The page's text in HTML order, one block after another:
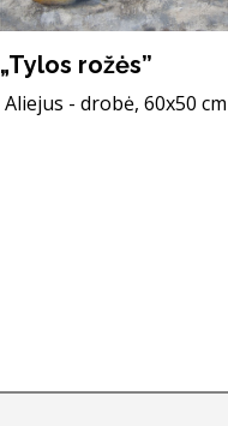
„Tylos rožės”
Aliejus - drobė, 60x50 cm